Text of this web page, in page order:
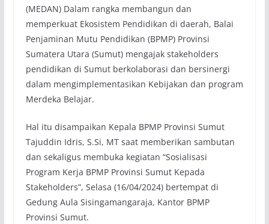
(MEDAN) Dalam rangka membangun dan
memperkuat Ekosistem Pendidikan di daerah, Balai
Penjaminan Mutu Pendidikan (BPMP) Provinsi
Sumatera Utara (Sumut) mengajak stakeholders
pendidikan di Sumut berkolaborasi dan bersinergi
dalam mengimplementasikan Kebijakan dan program
Merdeka Belajar.
Hal itu disampaikan Kepala BPMP Provinsi Sumut
Tajuddin Idris, S.Si, MT saat memberikan sambutan
dan sekaligus membuka kegiatan “Sosialisasi
Program Kerja BPMP Provinsi Sumut Kepada
Stakeholders”, Selasa (16/04/2024) bertempat di
Gedung Aula Sisingamangaraja, Kantor BPMP
Provinsi Sumut.